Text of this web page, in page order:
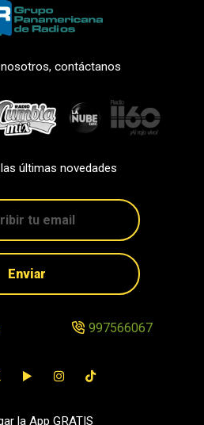
contáctanos
últimas novedades
Enviar
997566067
la App GRATIS